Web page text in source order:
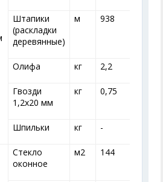
Штапики
(раскладки
деревянные)
м 938
Олифа кг 2,2
Гвозди
1,2x20 мм
кг 0,75
Шпильки кг -
Стекло
оконное
м2 144